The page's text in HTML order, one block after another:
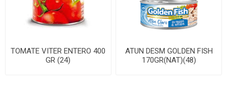
TOMATE VITER ENTERO 400
GR (24)
ATUN DESM GOLDEN FISH
170GR(NAT)(48)